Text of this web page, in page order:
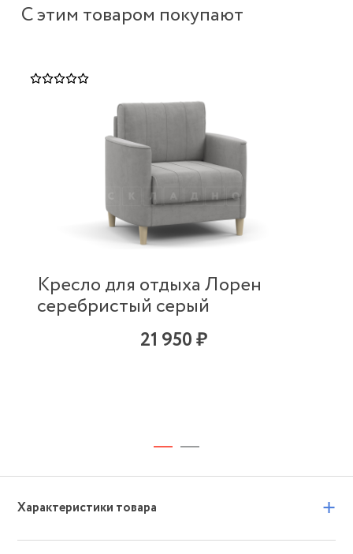
С этим товаром покупают
Кресло для отдыха Лорен
серебристый серый
21 950 ₽
Характеристики товара +